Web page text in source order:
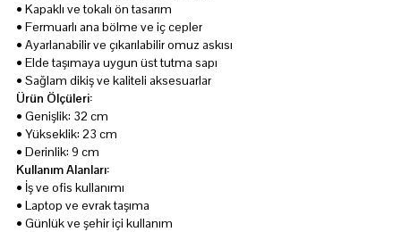
• Kapaklı ve tokalı ön tasarım
• Fermuarlı ana bölme ve iç cepler
• Ayarlanabilir ve çıkarılabilir omuz askısı
• Elde taşımaya uygun üst tutma sapı
• Sağlam dikiş ve kaliteli aksesuarlar
Ürün Ölçüleri:
• Genişlik: 32 cm
• Yükseklik: 23 cm
• Derinlik: 9 cm
Kullanım Alanları:
• İş ve ofis kullanımı
• Laptop ve evrak taşıma
• Günlük ve şehir içi kullanım